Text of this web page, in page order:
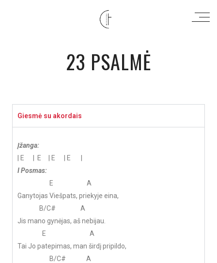
23 PSALMĖ
Giesmė su akordais
Įžanga:
| E | E | E | E |
I Posmas:
E A
Ganytojas Viešpats, priekyje eina,
B/C# A
Jis mano gynėjas, aš nebijau.
E A
Tai Jo patepimas, man širdį pripildo,
B/C# A